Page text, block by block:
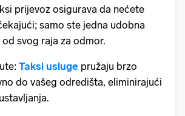
prijevoz osigurava da nećete
samo ste jedna udobna
svog raja za odmor.
Taksi usluge pružaju brzo
do vašeg odredišta, eliminirajući